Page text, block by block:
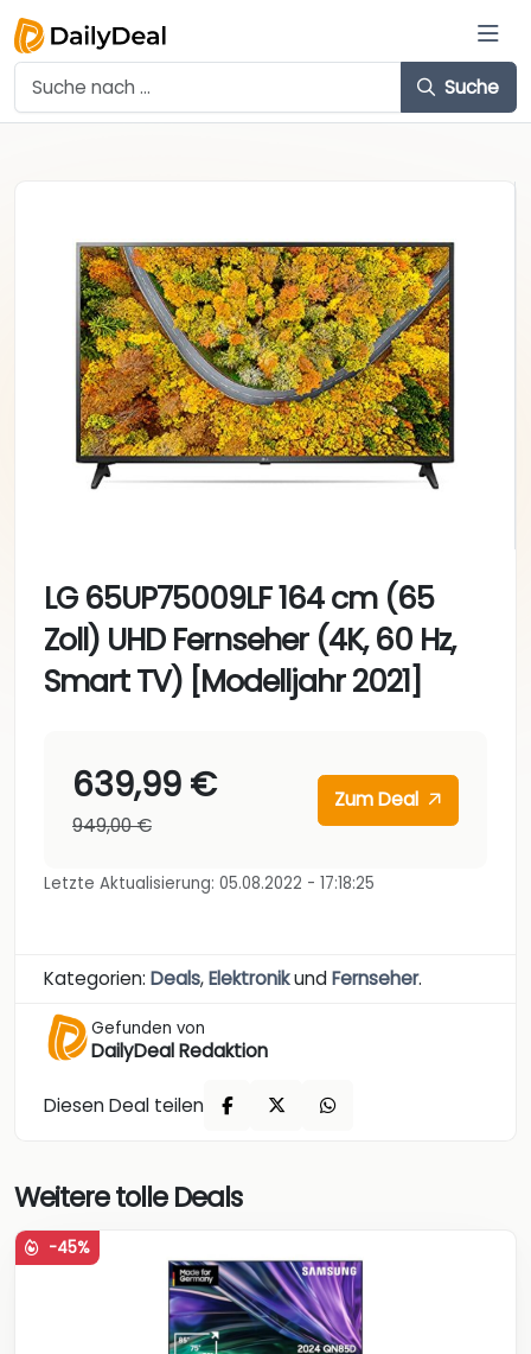
Suche
LG 65UP75009LF 164 cm (65
Zoll) UHD Fernseher (4K, 60 Hz,
Smart TV) [Modelljahr 2021]
639,99 €
949,00 €
Zum Deal
Letzte Aktualisierung: 05.08.2022 - 17:18:25
Kategorien: Deals,ElektronikundFernseher.
Gefunden von
DailyDeal Redaktion
Diesen Deal teilen
Weitere tolle Deals
-45%